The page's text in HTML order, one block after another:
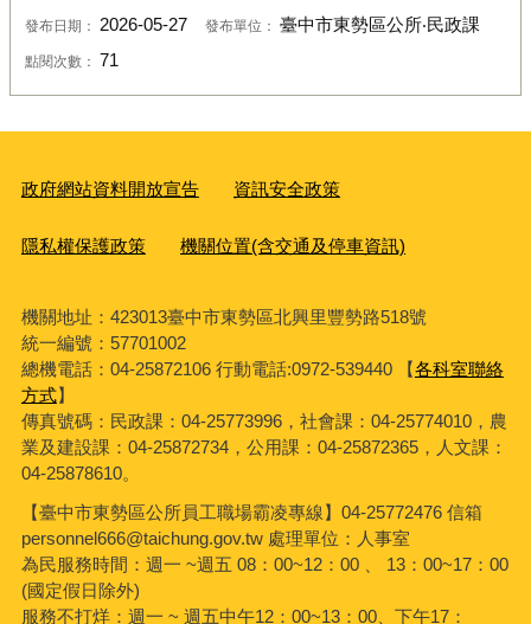
發布日期： 2026-05-27 發布單位： 臺中市東勢區公所‧民政課
點閱次數： 71
政府網站資料開放宣告 資訊安全政策
隱私權保護政策 機關位置(含交通及停車資訊)
機關地址：423013臺中市東勢區北興里豐勢路518號
統一編號：57701002
總機電話：04-25872106 行動電話:0972-539440 【各科室聯絡
方式】
傳真號碼：民政課：04-25773996，社會課：04-25774010，農
業及建設課：04-25872734，公用課：04-25872365，人文課：
04-25878610。
【臺中市東勢區公所員工職場霸凌專線】04-25772476 信箱
personnel666@taichung.gov.tw 處理單位：人事室
為民服務時間：週一 ~週五 08：00~12：00 、 13：00~17：00
(國定假日除外)
服務不打烊：週一 ~ 週五中午12：00~13：00、下午17：